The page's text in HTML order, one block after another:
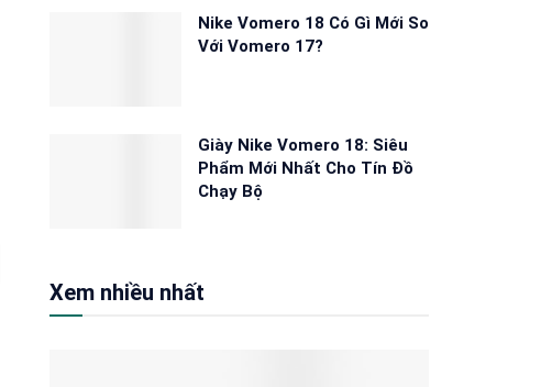
Nike Vomero 18 Có Gì Mới So
Với Vomero 17?
Giày Nike Vomero 18: Siêu
Phẩm Mới Nhất Cho Tín Đồ
Chạy Bộ
Xem nhiều nhất